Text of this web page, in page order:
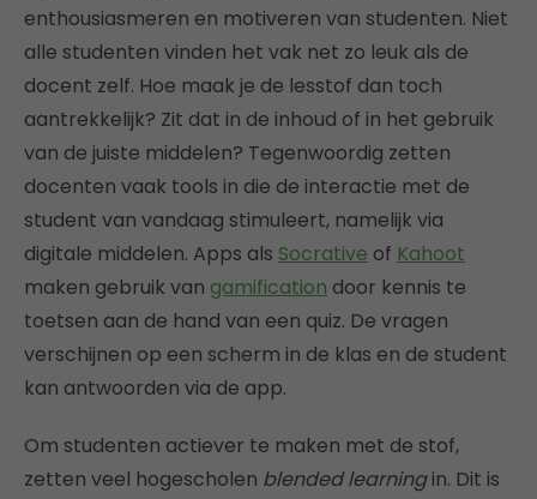
enthousiasmeren en motiveren van studenten. Niet
alle studenten vinden het vak net zo leuk als de
docent zelf. Hoe maak je de lesstof dan toch
aantrekkelijk? Zit dat in de inhoud of in het gebruik
van de juiste middelen? Tegenwoordig zetten
docenten vaak tools in die de interactie met de
student van vandaag stimuleert, namelijk via
digitale middelen. Apps als Socrative of Kahoot
maken gebruik van gamification door kennis te
toetsen aan de hand van een quiz. De vragen
verschijnen op een scherm in de klas en de student
kan antwoorden via de app.
Om studenten actiever te maken met de stof,
zetten veel hogescholen blended learningin. Dit is